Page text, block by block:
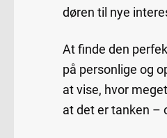
døren til nye
At finde den
på personlige og
at vise, hvor
at det er tanken –